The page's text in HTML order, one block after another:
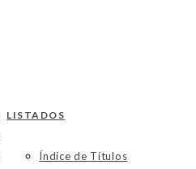
LISTADOS
Índice de Títulos